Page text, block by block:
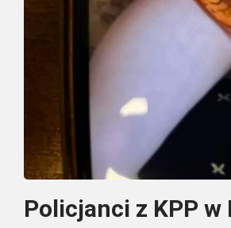
Policjanci z KPP